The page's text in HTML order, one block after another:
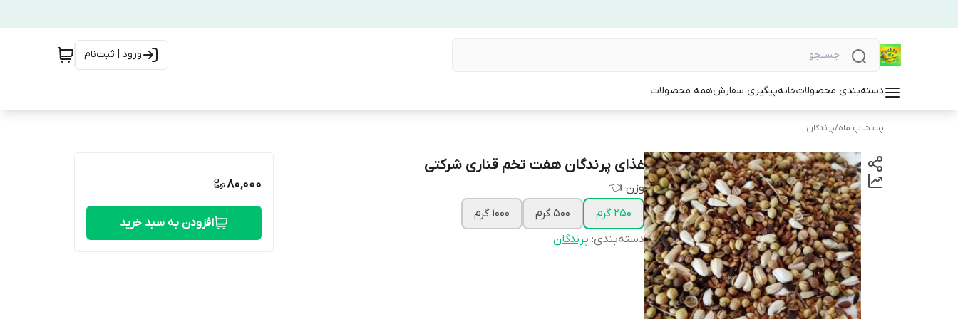
ورود | ثبت‌نام
دسته‌بندی محصولاتخانهپیگیری سفارشهمه محصولات
پت شاپ ماه/پرندگان
غذای پرندگان هفت تخم قناری شرکتی
وزن 👈
250 گرم
500 گرم
1000 گرم
دسته‌بندی: پرندگان
80,000
افزودن به سبد خرید